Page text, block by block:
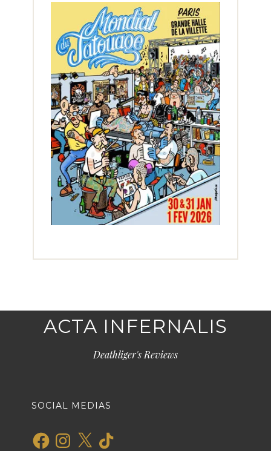
ACTA INFERNALIS
Deathliger's Reviews
SOCIAL MEDIAS
FacebookInstagram
X TikTok